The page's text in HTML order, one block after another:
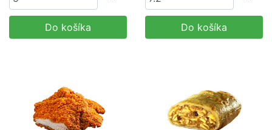
Do košíka Do košíka